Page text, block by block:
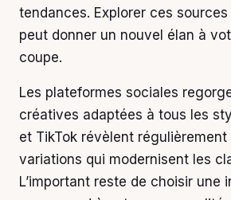
tendances. Explorer ces sources
peut donner un nouvel élan à
coupe.
Les plateformes sociales
créatives adaptées à tous les
et TikTok révèlent
variations qui modernisent les
L’important reste de choisir une